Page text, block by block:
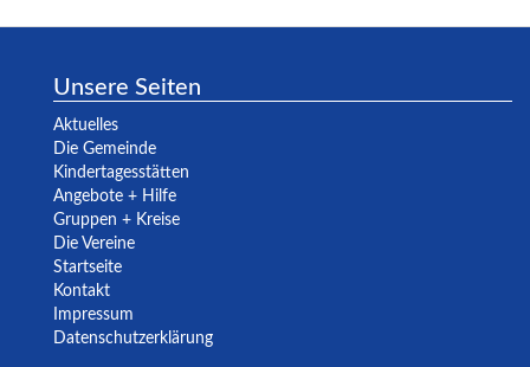
Unsere Seiten
Aktuelles
Die Gemeinde
Kindertagesstätten
Angebote + Hilfe
Gruppen + Kreise
Die Vereine
Startseite
Kontakt
Impressum
Datenschutzerklärung